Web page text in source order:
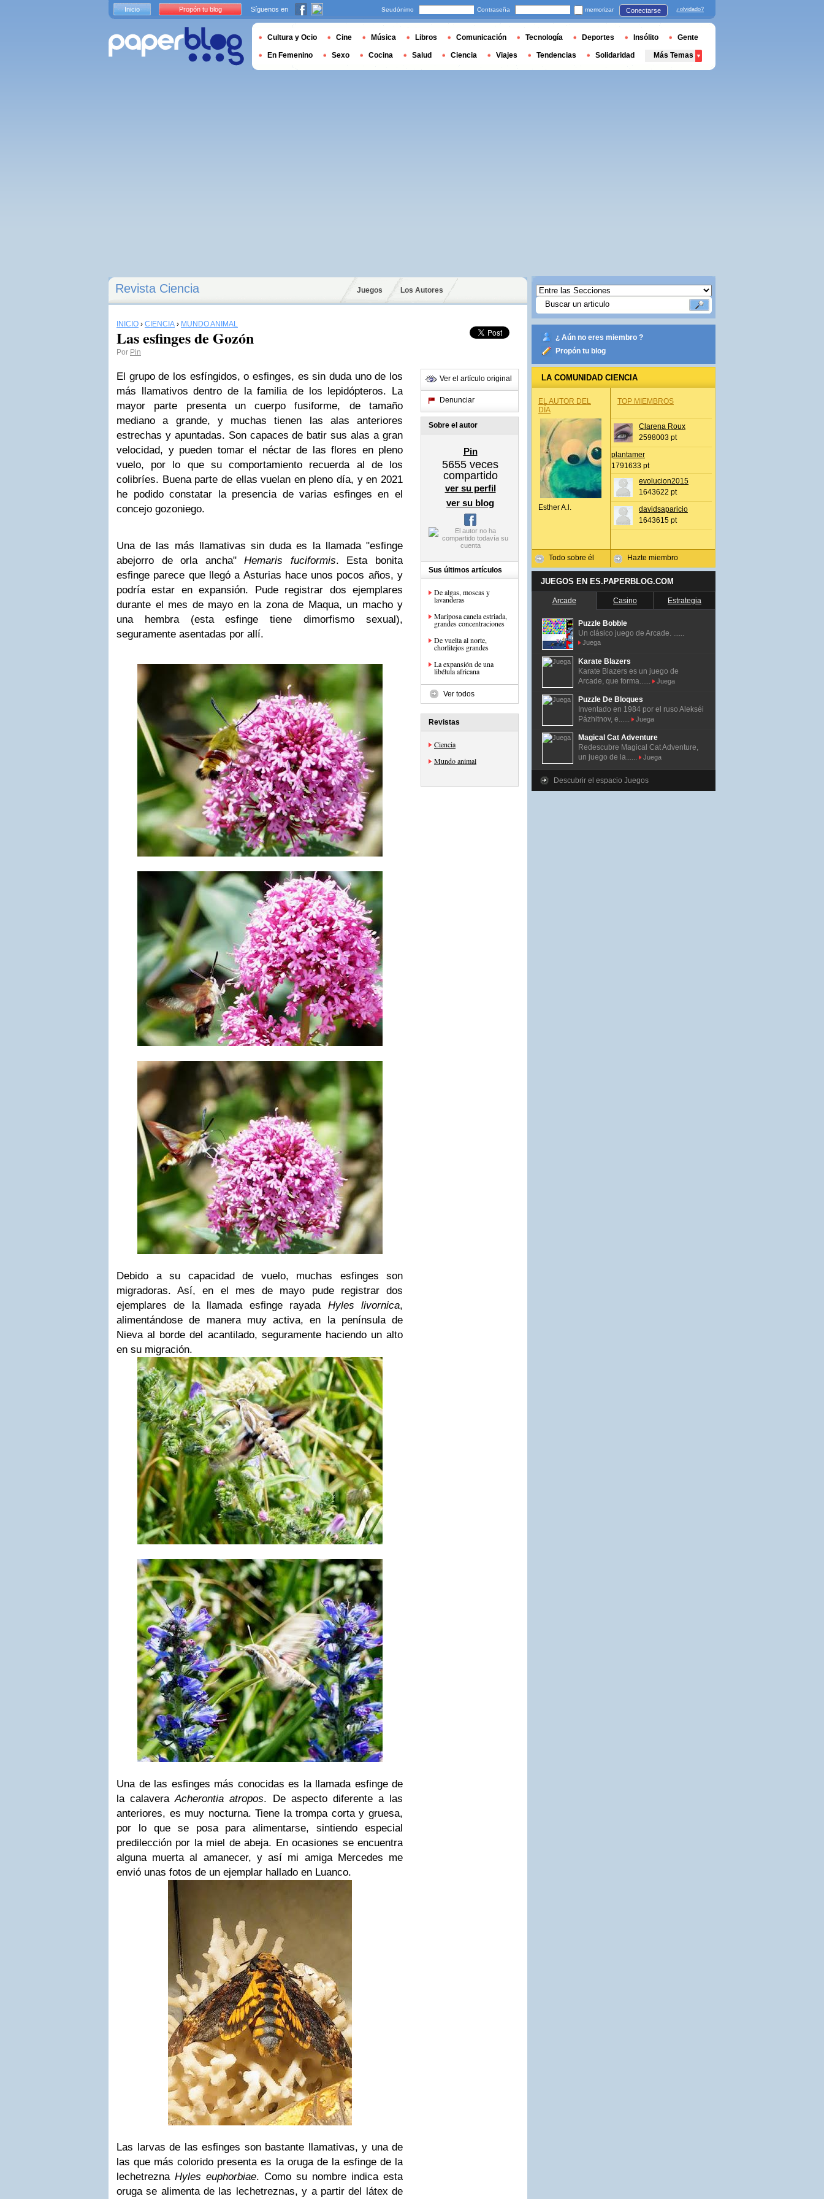
Revista Ciencia Juegos Los Autores
INICIO › CIENCIA › MUNDO ANIMAL
Las esfinges de Gozón
Por Pin
El grupo de los esfíngidos, o esfinges, es sin duda uno de los
más llamativos dentro de la familia de los lepidópteros. La
mayor parte presenta un cuerpo fusiforme, de tamaño
mediano a grande, y muchas tienen las alas anteriores
estrechas y apuntadas. Son capaces de batir sus alas a gran
velocidad, y pueden tomar el néctar de las flores en pleno
vuelo, por lo que su comportamiento recuerda al de los
colibríes. Buena parte de ellas vuelan en pleno día, y en 2021
he podido constatar la presencia de varias esfinges en el
concejo gozoniego.
Una de las más llamativas sin duda es la llamada "esfinge
abejorro de orla ancha"Hemaris fuciformis. Esta bonita
esfinge parece que llegó a Asturias hace unos pocos años, y
podría estar en expansión. Pude registrar dos ejemplares
durante el mes de mayo en la zona de Maqua, un macho y
una hembra (esta esfinge tiene dimorfismo sexual),
seguramente asentadas por allí.
Debido a su capacidad de vuelo, muchas esfinges son
migradoras. Así, en el mes de mayo pude registrar dos
ejemplares de la llamada esfinge rayada Hyles livornica,
alimentándose de manera muy activa, en la península de
Nieva al borde del acantilado, seguramente haciendo un alto
en su migración.
Una de las esfinges más conocidas es la llamada esfinge de
la calaveraAcherontia atropos. De aspecto diferente a las
anteriores, es muy nocturna. Tiene la trompa corta y gruesa,
por lo que se posa para alimentarse, sintiendo especial
predilección por la miel de abeja. En ocasiones se encuentra
alguna muerta al amanecer, y así mi amiga Mercedes me
envió unas fotos de un ejemplar hallado en Luanco.
Las larvas de las esfinges son bastante llamativas, y una de
las que más colorido presenta es la oruga de la esfinge de la
lechetrezna Hyles euphorbiae. Como su nombre indica esta
oruga se alimenta de las lechetreznas, y a partir del látex de
Ver el artículo original
Denunciar
Sobre el autor
Pin
5655 veces
compartido
ver su perfil
ver su blog
Sus últimos artículos
De algas, moscas y
lavanderas
Mariposa canela estriada,
grandes concentraciones
De vuelta al norte,
chorlitejos grandes
La expansión de una
libélula africana
Ver todos
Revistas
Ciencia
Mundo animal
¿ Aún no eres miembro ?
Propón tu blog
LA COMUNIDAD CIENCIA
EL AUTOR DEL
DÍA
Esther A.l.
Todo sobre él
TOP MIEMBROS
Clarena Roux
2598003 pt
plantamer
1791633 pt
evolucion2015
1643622 pt
davidsaparicio
1643615 pt
Hazte miembro
JUEGOS EN ES.PAPERBLOG.COM
Arcade Casino Estrategia
Puzzle Bobble
Un clásico juego de Arcade. ......
Juega
Karate Blazers
Karate Blazers es un juego de
Arcade, que forma......
Juega
Puzzle De Bloques
Inventado en 1984 por el ruso Alekséi
Pázhitnov, e......
Juega
Magical Cat Adventure
Redescubre Magical Cat Adventure,
un juego de la......
Juega
Descubrir el espacio Juegos
Inicio Propón tu blog Síguenos en Seudónimo Contraseña memorizar Conectarse ¿olvidado?
Cultura y Ocio Cine Música Libros Comunicación Tecnología Deportes Insólito Gente
En Femenino Sexo Cocina Salud Ciencia Viajes Tendencias Solidaridad Más Temas